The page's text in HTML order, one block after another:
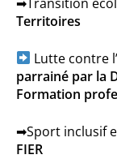
Territoires
Lutte contre
parrainé par la
Formation
➡Sport inclusif
FIER